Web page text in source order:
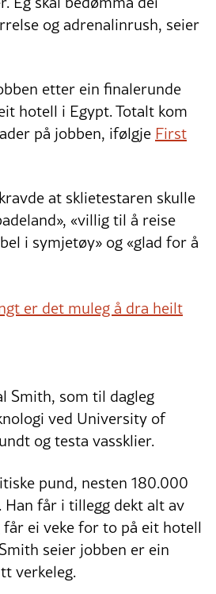
og adrenalinrush, seier
etter ein finalerunde
hotell i Egypt. Totalt kom
på jobben, ifølgje First
at sklietestaren skulle
«villig til å reise
i symjetøy» og «glad for å
er det muleg å dra heilt
Smith, som til dagleg
ved University of
og testa vassklier.
pund, nesten 180.000
får i tillegg dekt alt av
får ei veke for to på eit hotell
seier jobben er ein
verkeleg.